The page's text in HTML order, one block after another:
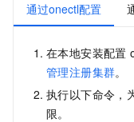
通过onectl配置
在本地安装配置
管理注册集群。
执行以下命令，
限。